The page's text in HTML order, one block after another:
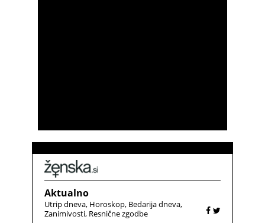
Aktualno
Utrip dneva Horoskop Bedarija dneva
Zanimivosti Resnične zgodbe